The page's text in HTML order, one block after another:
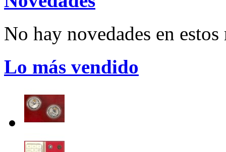
No hay novedades en
Lo más vendido